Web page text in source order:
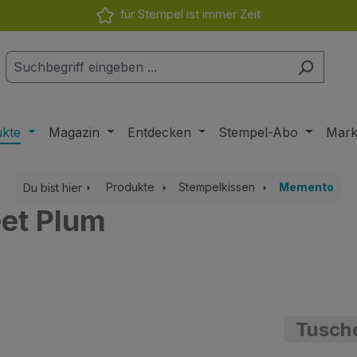
für Stempel ist immer Zeit
Magazin Entdecken Stempel-Abo
Du bist hier Produkte Stempelkissen Memento
Plum